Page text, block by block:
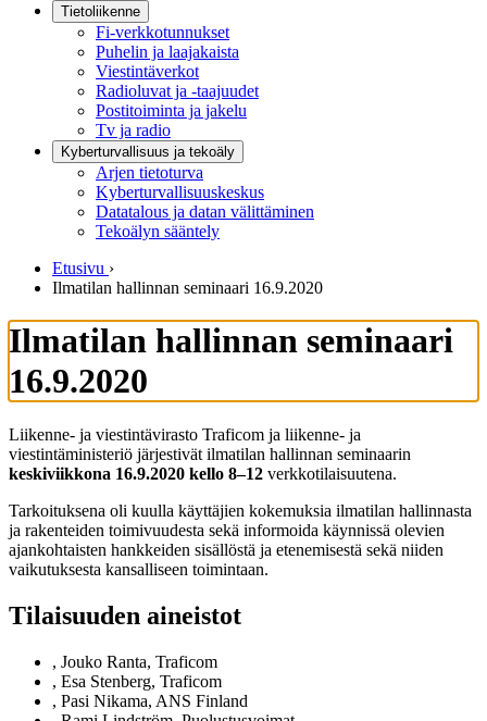
Tietoliikenne
Fi-verkkotunnukset
Puhelin ja laajakaista
Viestintäverkot
Radioluvat ja -taajuudet
Postitoiminta ja jakelu
Tv ja radio
Kyberturvallisuus ja tekoäly
Arjen tietoturva
Kyberturvallisuuskeskus
Datatalous ja datan välittäminen
Tekoälyn sääntely
Etusivu ›
Ilmatilan hallinnan seminaari 16.9.2020
Ilmatilan hallinnan seminaari
16.9.2020
Liikenne- ja viestintävirasto Traficom ja liikenne- ja
viestintäministeriö järjestivät ilmatilan hallinnan seminaarin
keskiviikkona 16.9.2020 kello 8–12 verkkotilaisuutena.
Tarkoituksena oli kuulla käyttäjien kokemuksia ilmatilan hallinnasta
ja rakenteiden toimivuudesta sekä informoida käynnissä olevien
ajankohtaisten hankkeiden sisällöstä ja etenemisestä sekä niiden
vaikutuksesta kansalliseen toimintaan.
Tilaisuuden aineistot
, Jouko Ranta, Traficom
, Esa Stenberg, Traficom
, Pasi Nikama, ANS Finland